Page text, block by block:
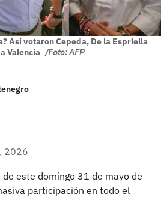
Así votaron Cepeda, De la Espriella
Valencia /Foto: AFP
2026
este domingo 31 de mayo de
participación en todo el